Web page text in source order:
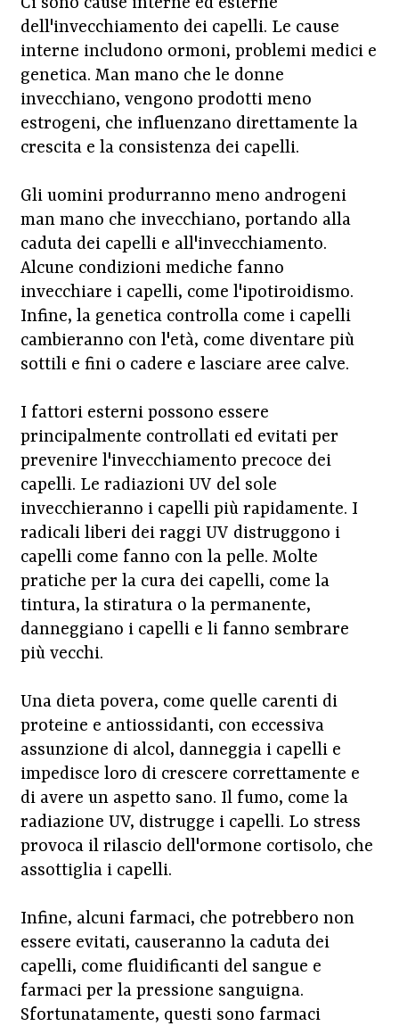
dell'invecchiamento dei capelli. Le cause
interne includono ormoni, problemi medici e
genetica. Man mano che le donne
invecchiano, vengono prodotti meno
estrogeni, che influenzano direttamente la
crescita e la consistenza dei capelli.
Gli uomini produrranno meno androgeni
man mano che invecchiano, portando alla
caduta dei capelli e all'invecchiamento.
Alcune condizioni mediche fanno
invecchiare i capelli, come l'ipotiroidismo.
Infine, la genetica controlla come i capelli
cambieranno con l'età, come diventare più
sottili e fini o cadere e lasciare aree calve.
I fattori esterni possono essere
principalmente controllati ed evitati per
prevenire l'invecchiamento precoce dei
capelli. Le radiazioni UV del sole
invecchieranno i capelli più rapidamente. I
radicali liberi dei raggi UV distruggono i
capelli come fanno con la pelle. Molte
pratiche per la cura dei capelli, come la
tintura, la stiratura o la permanente,
danneggiano i capelli e li fanno sembrare
più vecchi.
Una dieta povera, come quelle carenti di
proteine e antiossidanti, con eccessiva
assunzione di alcol, danneggia i capelli e
impedisce loro di crescere correttamente e
di avere un aspetto sano. Il fumo, come la
radiazione UV, distrugge i capelli. Lo stress
provoca il rilascio dell'ormone cortisolo, che
assottiglia i capelli.
Infine, alcuni farmaci, che potrebbero non
essere evitati, causeranno la caduta dei
capelli, come fluidificanti del sangue e
farmaci per la pressione sanguigna.
Sfortunatamente, questi sono farmaci